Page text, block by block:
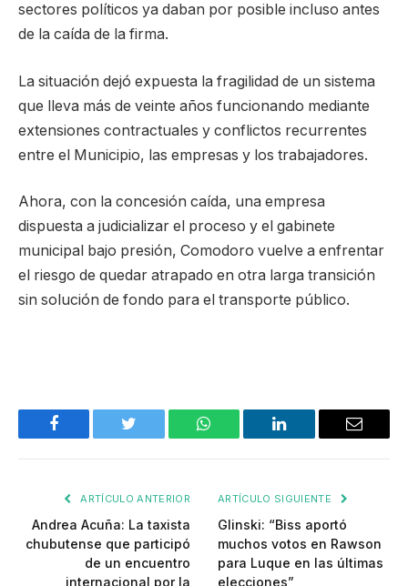
sectores políticos ya daban por posible incluso antes
de la caída de la firma.
La situación dejó expuesta la fragilidad de un sistema
que lleva más de veinte años funcionando mediante
extensiones contractuales y conflictos recurrentes
entre el Municipio, las empresas y los trabajadores.
Ahora, con la concesión caída, una empresa
dispuesta a judicializar el proceso y el gabinete
municipal bajo presión, Comodoro vuelve a enfrentar
el riesgo de quedar atrapado en otra larga transición
sin solución de fondo para el transporte público.
Facebook Twitter WhatsApp LinkedIn Email
ARTÍCULO ANTERIOR
Andrea Acuña: La taxista
chubutense que participó
de un encuentro
internacional por la
ARTÍCULO SIGUIENTE
Glinski: “Biss aportó
muchos votos en Rawson
para Luque en las últimas
elecciones”